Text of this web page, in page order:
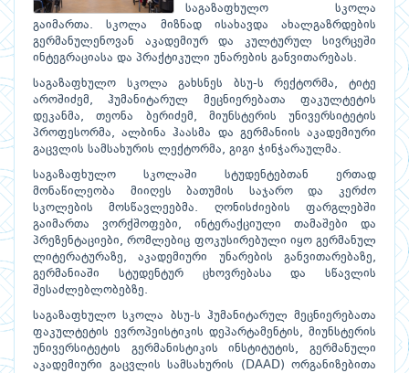
საგაზაფხულო სკოლა
გაიმართა. სკოლა მიზნად ისახავდა ახალგაზრდების
გერმანულენოვან აკადემიურ და კულტურულ სივრცეში
ინტეგრაციასა და პრაქტიკული უნარების განვითარებას.
საგაზაფხულო სკოლა გახსნეს ბსუ-ს რექტორმა, ტიტე
აროშიძემ, ჰუმანიტარულ მეცნიერებათა ფაკულტეტის
დეკანმა, თეონა ბერიძემ, მიუნსტერის უნივერსიტეტის
პროფესორმა, ალბინა ჰაასმა და გერმანიის აკადემიური
გაცვლის სამსახურის ლექტორმა, გიგი ჭინჭარაულმა.
საგაზაფხულო სკოლაში სტუდენტებთან ერთად
მონაწილეობა მიიღეს ბათუმის საჯარო და კერძო
სკოლების მოსწავლეებმა. ღონისძიების ფარგლებში
გაიმართა ვორქშოფები, ინტერაქციული თამაშები და
პრეზენტაციები, რომლებიც ფოკუსირებული იყო გერმანულ
ლიტერატურაზე, აკადემიური უნარების განვითარებაზე,
გერმანიაში სტუდენტურ ცხოვრებასა და სწავლის
შესაძლებლობებზე.
საგაზაფხულო სკოლა ბსუ-ს ჰუმანიტარულ მეცნიერებათა
ფაკულტეტის ევროპეისტიკის დეპარტამენტის, მიუნსტერის
უნივერსიტეტის გერმანისტიკის ინსტიტუტის, გერმანული
აკადემიური გაცვლის სამსახურის (DAAD) ორგანიზებითა